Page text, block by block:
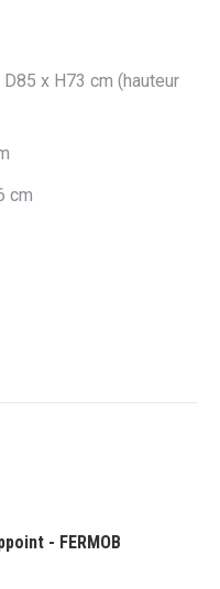
x H73 cm (hauteur
cm
- FERMOB